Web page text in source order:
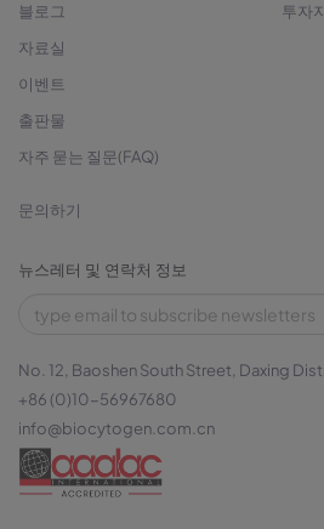
블로그
자료실
이벤트
출판물
자주 묻는 질문(FAQ)
투자
문의하기
뉴스레터 및 연락처 정보
No. 12, Baoshen South Street, Daxing
+86 (0)10-56967680
info@biocytogen.com.cn